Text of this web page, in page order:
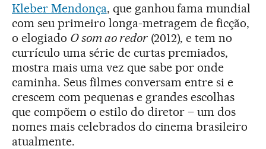
Kleber Mendonça, que ganhou fama mundial
com seu primeiro longa-metragem de ficção,
o elogiado O som ao redor(2012), e tem no
currículo uma série de curtas premiados,
mostra mais uma vez que sabe por onde
caminha. Seus filmes conversam entre si e
crescem com pequenas e grandes escolhas
que compõem o estilo do diretor – um dos
nomes mais celebrados do cinema brasileiro
atualmente.